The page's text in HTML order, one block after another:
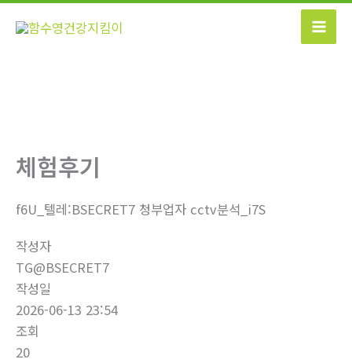
콘
체험후기
f6U_텔레:BSECRET7 청부업자 cctv분석_i7S
작성자
TG@BSECRET7
작성일
2026-06-13 23:54
조회
20